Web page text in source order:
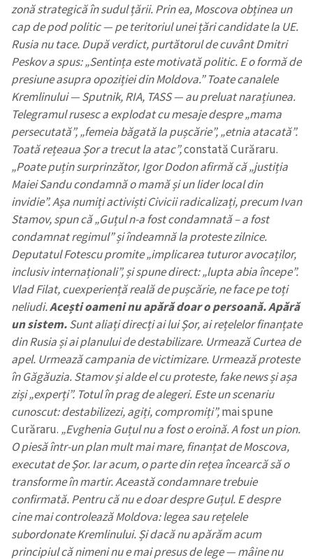
Trimite o informație
Despre ZdG
in English
на русском
zonă strategică în sudul țării. Prin ea, Moscova obținea un
cap de pod politic — pe teritoriul unei țări candidate la UE.
Rusia nu tace. După verdict, purtătorul de cuvânt Dmitri
Peskov a spus: „Sentința este motivată politic. E o formă de
presiune asupra opoziției din Moldova.” Toate canalele
Kremlinului — Sputnik, RIA, TASS — au preluat narațiunea.
Telegramul rusesc a explodat cu mesaje despre „mama
persecutată”, „femeia băgată la pușcărie”, „etnia atacată”.
Toată rețeaua Șor a trecut la atac”,constată Curăraru.
„Poate puțin surprinzător, Igor Dodon afirmă că „justiția
Maiei Sandu condamnă o mamă și un lider local din
invidie”. Așa numiți activiști Civicii radicalizați, precum Ivan
Stamov, spun că „Guțul n-a fost condamnată – a fost
condamnat regimul” și îndeamnă la proteste zilnice.
Deputatul Fotescu promite „implicarea tuturor avocaților,
inclusiv internaționali”, și spune direct: „lupta abia începe”.
Vlad Filat, cuexperiență reală de pușcărie, ne face pe toți
neliudi.Acești oameni nu apără doar o persoană. Apără
un sistem.Sunt aliați direcți ai lui Șor, ai rețelelor finanțate
din Rusia și ai planului de destabilizare. Urmează Curtea de
apel. Urmează campania de victimizare. Urmează proteste
în Găgăuzia. Stamov și alde el cu proteste, fake news și așa
ziși „experți”. Totul în prag de alegeri. Este un scenariu
cunoscut: destabilizezi, agiți, compromiți”,mai spune
Curăraru. „Evghenia Guțul nu a fost o eroină. A fost un pion.
O piesă într-un plan mult mai mare, finanțat de Moscova,
executat de Șor. Iar acum, o parte din rețea încearcă să o
transforme în martir. Această condamnare trebuie
confirmată. Pentru că nu e doar despre Guțul. E despre
cine mai controlează Moldova: legea sau rețelele
subordonate Kremlinului. Și dacă nu apărăm acum
principiul că nimeni nu e mai presus de lege — mâine nu